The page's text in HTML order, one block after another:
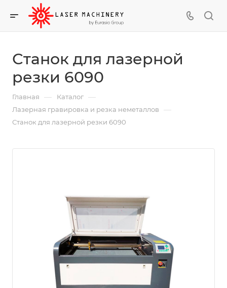
Станок для лазерной
резки 6090
Главная — Каталог —
Лазерная гравировка и резка неметаллов —
Станок для лазерной резки 6090